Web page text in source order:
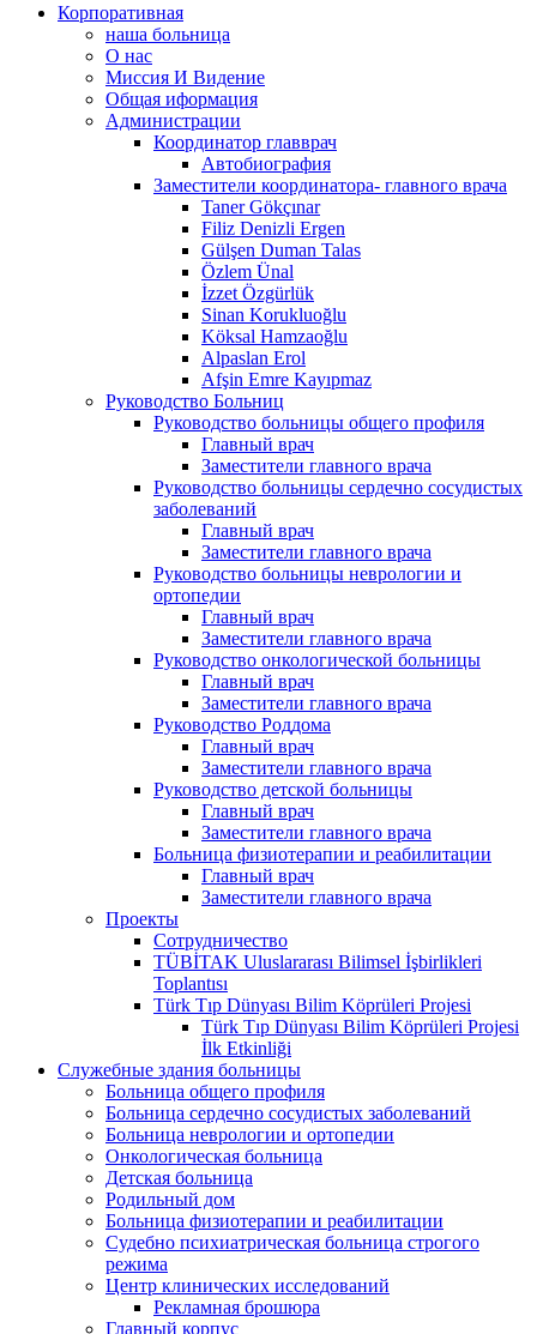
Корпоративная
наша больница
О нас
Миссия И Видение
Общая иформация
Администрации
Координатор главврач
Автобиография
Заместители координатора- главного врача
Taner Gökçınar
Filiz Denizli Ergen
Gülşen Duman Talas
Özlem Ünal
İzzet Özgürlük
Sinan Korukluoğlu
Köksal Hamzaoğlu
Alpaslan Erol
Afşin Emre Kayıpmaz
Руководство Больниц
Руководство больницы общего профиля
Главный врач
Заместители главного врача
Руководство больницы сердечно сосудистых
заболеваний
Главный врач
Заместители главного врача
Руководство больницы неврологии и
ортопедии
Главный врач
Заместители главного врача
Руководство онкологической больницы
Главный врач
Заместители главного врача
Руководство Роддома
Главный врач
Заместители главного врача
Руководство детской больницы
Главный врач
Заместители главного врача
Больница физиотерапии и реабилитации
Главный врач
Заместители главного врача
Проекты
Сотрудничество
TÜBİTAK Uluslararası Bilimsel İşbirlikleri
Toplantısı
Türk Tıp Dünyası Bilim Köprüleri Projesi
Türk Tıp Dünyası Bilim Köprüleri Projesi
İlk Etkinliği
Служебные здания больницы
Больница общего профиля
Больница сердечно сосудистых заболеваний
Больница неврологии и ортопедии
Онкологическая больница
Детская больница
Родильный дом
Больница физиотерапии и реабилитации
Судебно психиатрическая больница строгого
режима
Центр клинических исследований
Рекламная брошюра
Главный корпус